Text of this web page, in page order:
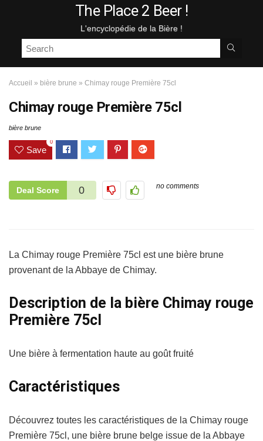
The Place 2 Beer !
L'encyclopédie de la Bière !
Accueil » bière brune » Chimay rouge Première 75cl
Chimay rouge Première 75cl
bière brune
Save
0
Deal Score 0 no comments
La Chimay rouge Première 75cl est une bière brune
provenant de la Abbaye de Chimay.
Description de la bière Chimay rouge
Première 75cl
Une bière à fermentation haute au goût fruité
Caractéristiques
Découvrez toutes les caractéristiques de la Chimay rouge
Première 75cl, une bière brune belge issue de la Abbaye